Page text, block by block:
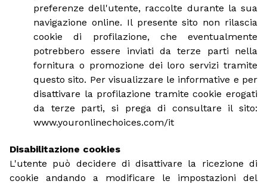
preferenze dell'utente, raccolte durante la sua
navigazione online. Il presente sito non rilascia
cookie di profilazione, che eventualmente
potrebbero essere inviati da terze parti nella
fornitura o promozione dei loro servizi tramite
questo sito. Per visualizzare le informative e per
disattivare la profilazione tramite cookie erogati
da terze parti, si prega di consultare il sito:
www.youronlinechoices.com/it
Disabilitazione cookies
L'utente può decidere di disattivare la ricezione di
cookie andando a modificare le impostazioni del